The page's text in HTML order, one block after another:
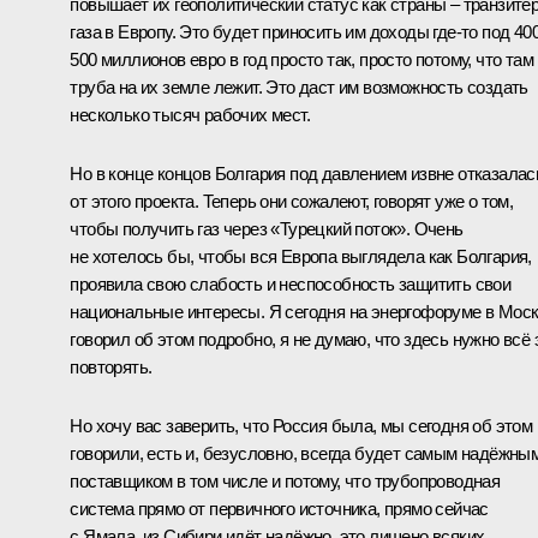
повышает их геополитический статус как страны –
газа в Европу. Это будет приносить им доходы где-то под
500 миллионов евро в год просто так, просто потому, что там
труба на их земле лежит. Это даст им возможность создать
несколько тысяч рабочих мест.
Но в конце концов Болгария под давлением извне
от этого проекта. Теперь они сожалеют, говорят уже о том,
чтобы получить газ через «Турецкий поток». Очень
не хотелось бы, чтобы вся Европа выглядела как Болгария,
проявила свою слабость и неспособность защитить свои
национальные интересы. Я сегодня на энергофоруме в
говорил об этом подробно, я не думаю, что здесь нужно всё
повторять.
Но хочу вас заверить, что Россия была, мы сегодня об этом
говорили, есть и, безусловно, всегда будет самым
поставщиком в том числе и потому, что трубопроводная
система прямо от первичного источника, прямо сейчас